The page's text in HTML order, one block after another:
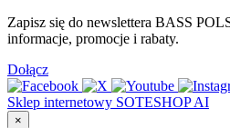
Zapisz się do newslettera BASS
informacje, promocje i rabaty.
Dołącz
Sklep internetowy SOTESHOP AI
×